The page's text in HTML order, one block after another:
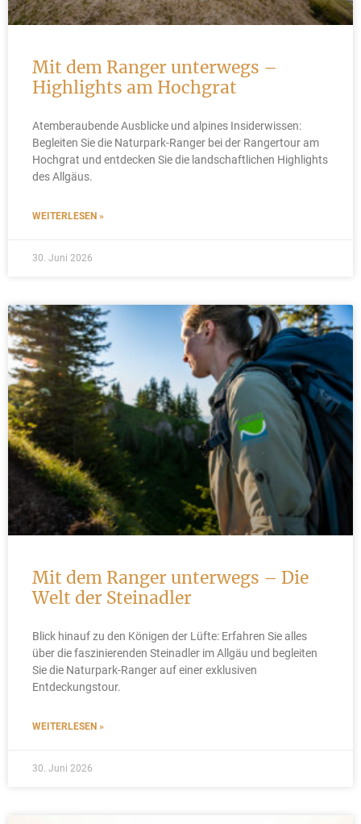
Mit dem Ranger unterwegs –
Highlights am Hochgrat
Atemberaubende Ausblicke und alpines Insiderwissen:
Begleiten Sie die Naturpark-Ranger bei der Rangertour am
Hochgrat und entdecken Sie die landschaftlichen Highlights
des Allgäus.
WEITERLESEN »
30. Juni 2026
Mit dem Ranger unterwegs – Die
Welt der Steinadler
Blick hinauf zu den Königen der Lüfte: Erfahren Sie alles
über die faszinierenden Steinadler im Allgäu und begleiten
Sie die Naturpark-Ranger auf einer exklusiven
Entdeckungstour.
WEITERLESEN »
30. Juni 2026